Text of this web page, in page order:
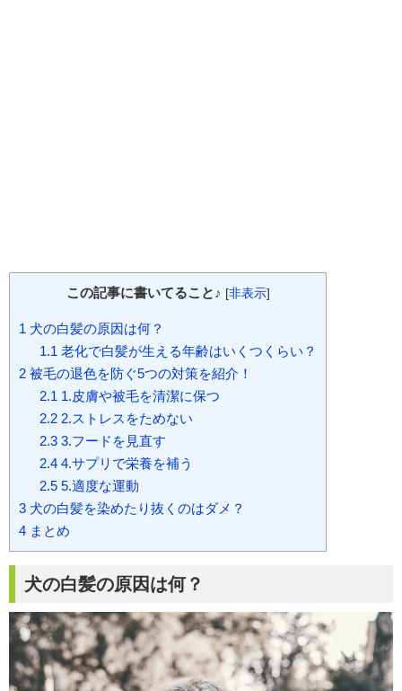
この記事に書いてること♪ [非表示]
1 犬の白髪の原因は何？
1.1 老化で白髪が生える年齢はいくつくらい？
2 被毛の退色を防ぐ5つの対策を紹介！
2.1 1.皮膚や被毛を清潔に保つ
2.22.ストレスをためない
2.33.フードを見直す
2.44.サプリで栄養を補う
2.55.適度な運動
3 犬の白髪を染めたり抜くのはダメ？
4 まとめ
犬の白髪の原因は何？